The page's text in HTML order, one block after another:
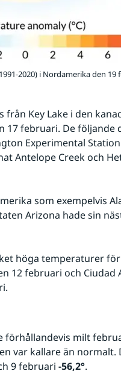
2020) i Nordamerika den 19
Key Lake i den
17 februari. De följande
Experimental
Antelope Creek och
som exempelvis
Arizona hade sin
höga temperaturer
12 februari och Ciudad
förhållandevis milt
var kallare än normalt.
9 februari -56,2°.